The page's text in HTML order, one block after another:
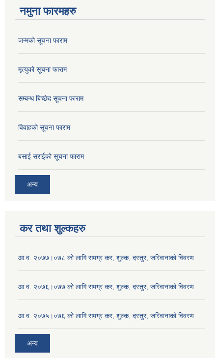
नमुना फारमहरु
जन्मको सूचना फाराम
मृत्युको सूचना फाराम
सम्बन्ध बिच्छेद सूचना फाराम
विवाहको सूचना फाराम
बसाई सराईको सूचना फाराम
अन्य
कर तथा शुल्कहरु
आ.व. २०७७।०७८ को लागि समग्र कर, शुल्क, दस्तुर, जरिवानाको विवरण
आ.व. २०७६।०७७ को लागि समग्र कर, शुल्क, दस्तुर, जरिवानाको विवरण
आ.व. २०७५।०७६ को लागि समग्र कर, शुल्क, दस्तुर, जरिवानाको विवरण
अन्य